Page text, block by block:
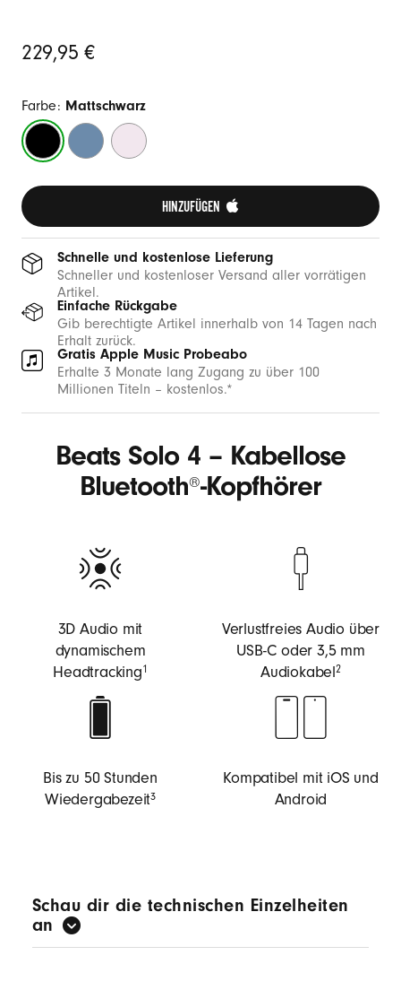
Ursprünglicher
229,95 €
Farbe: Mattschwarz
MattschwarzSchieferblauWolkenrosa
HINZUFÜGEN
Schnelle und kostenlose Lieferung
Schneller und kostenloser Versand aller vorrätigen
Artikel.
Einfache Rückgabe
Gib berechtigte Artikel innerhalb von 14 Tagen nach
Erhalt zurück.
Gratis Apple Music Probeabo
Erhalte 3 Monate lang Zugang zu über 100
Millionen Titeln – kostenlos.*
Beats Solo 4 – Kabellose
Bluetooth®-Kopfhörer
3D Audio mit
dynamischem
Headtracking1
Verlustfreies Audio über
USB-C oder 3,5 mm
Audiokabel2
Bis zu 50 Stunden
Wiedergabezeit3
Kompatibel mit iOS und
Android
Schau dir die technischen Einzelheiten
an